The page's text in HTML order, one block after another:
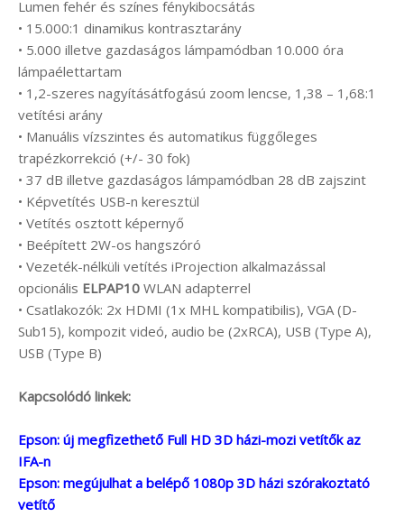
Lumen fehér és színes fénykibocsátás
• 15.000:1 dinamikus kontrasztarány
• 5.000 illetve gazdaságos lámpamódban 10.000 óra
lámpaélettartam
• 1,2-szeres nagyításátfogású zoom lencse, 1,38 – 1,68:1
vetítési arány
• Manuális vízszintes és automatikus függőleges
trapézkorrekció (+/- 30 fok)
• 37 dB illetve gazdaságos lámpamódban 28 dB zajszint
• Képvetítés USB-n keresztül
• Vetítés osztott képernyő
• Beépített 2W-os hangszóró
• Vezeték-nélküli vetítés iProjection alkalmazással
opcionális ELPAP10 WLAN adapterrel
• Csatlakozók: 2x HDMI (1x MHL kompatibilis), VGA (D-
Sub15), kompozit videó, audio be (2xRCA), USB (Type A),
USB (Type B)
Kapcsolódó linkek:
Epson: új megfizethető Full HD 3D házi-mozi vetítők az
IFA-n
Epson: megújulhat a belépő 1080p 3D házi szórakoztató
vetítő